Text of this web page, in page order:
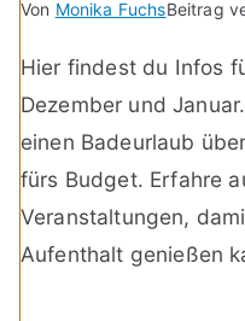
Von Monika FuchsBeitrag
Hier findest du Infos
Dezember und
einen Badeurlaub
fürs Budget. Erfahre
Veranstaltungen,
Aufenthalt genießen